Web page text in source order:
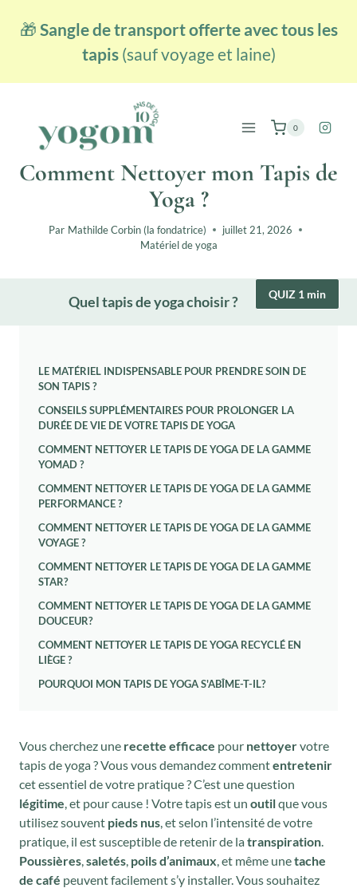
🎁 Sangle de transport offerte avec tous les
tapis (sauf voyage et laine)
0
Comment Nettoyer mon Tapis de
Yoga ?
Par Mathilde Corbin (la fondatrice)
juillet 21, 2026
Matériel de yoga
Quel tapis de yoga choisir ? QUIZ 1 min
LE MATÉRIEL INDISPENSABLE POUR PRENDRE SOIN DE
SON TAPIS ?
CONSEILS SUPPLÉMENTAIRES POUR PROLONGER LA
DURÉE DE VIE DE VOTRE TAPIS DE YOGA
COMMENT NETTOYER LE TAPIS DE YOGA DE LA GAMME
YOMAD ?
COMMENT NETTOYER LE TAPIS DE YOGA DE LA GAMME
PERFORMANCE ?
COMMENT NETTOYER LE TAPIS DE YOGA DE LA GAMME
VOYAGE ?
COMMENT NETTOYER LE TAPIS DE YOGA DE LA GAMME
STAR?
COMMENT NETTOYER LE TAPIS DE YOGA DE LA GAMME
DOUCEUR?
COMMENT NETTOYER LE TAPIS DE YOGA RECYCLÉ EN
LIÈGE ?
POURQUOI MON TAPIS DE YOGA S'ABÎME-T-IL?
Vous cherchez une recette efficace pour nettoyervotre
tapis de yoga ? Vous vous demandez commententretenir
cet essentiel de votre pratique ? C’est une question
légitime , et pour cause ! Votre tapis est un outilque vous
utilisez souvent pieds nus , et selon l’intensité de votre
pratique, il est susceptible de retenir de latranspiration
Poussières saletés poils d’animaux , et même unetache
de café peuvent facilement s’y installer. Vous souhaitez